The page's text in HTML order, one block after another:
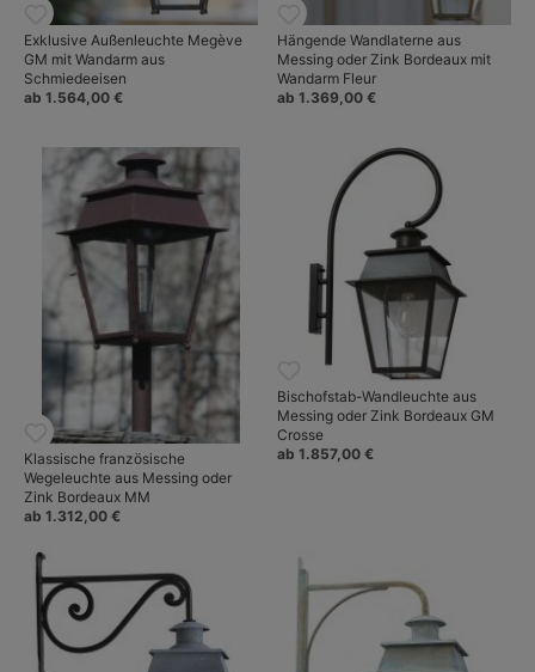
Exklusive Außenleuchte Megève
GM mit Wandarm aus
Schmiedeeisen
ab 1.564,00 €
Hängende Wandlaterne aus
Messing oder Zink Bordeaux mit
Wandarm Fleur
ab 1.369,00 €
Klassische französische
Wegeleuchte aus Messing oder
Zink Bordeaux MM
ab 1.312,00 €
Bischofstab-Wandleuchte aus
Messing oder Zink Bordeaux GM
Crosse
ab 1.857,00 €